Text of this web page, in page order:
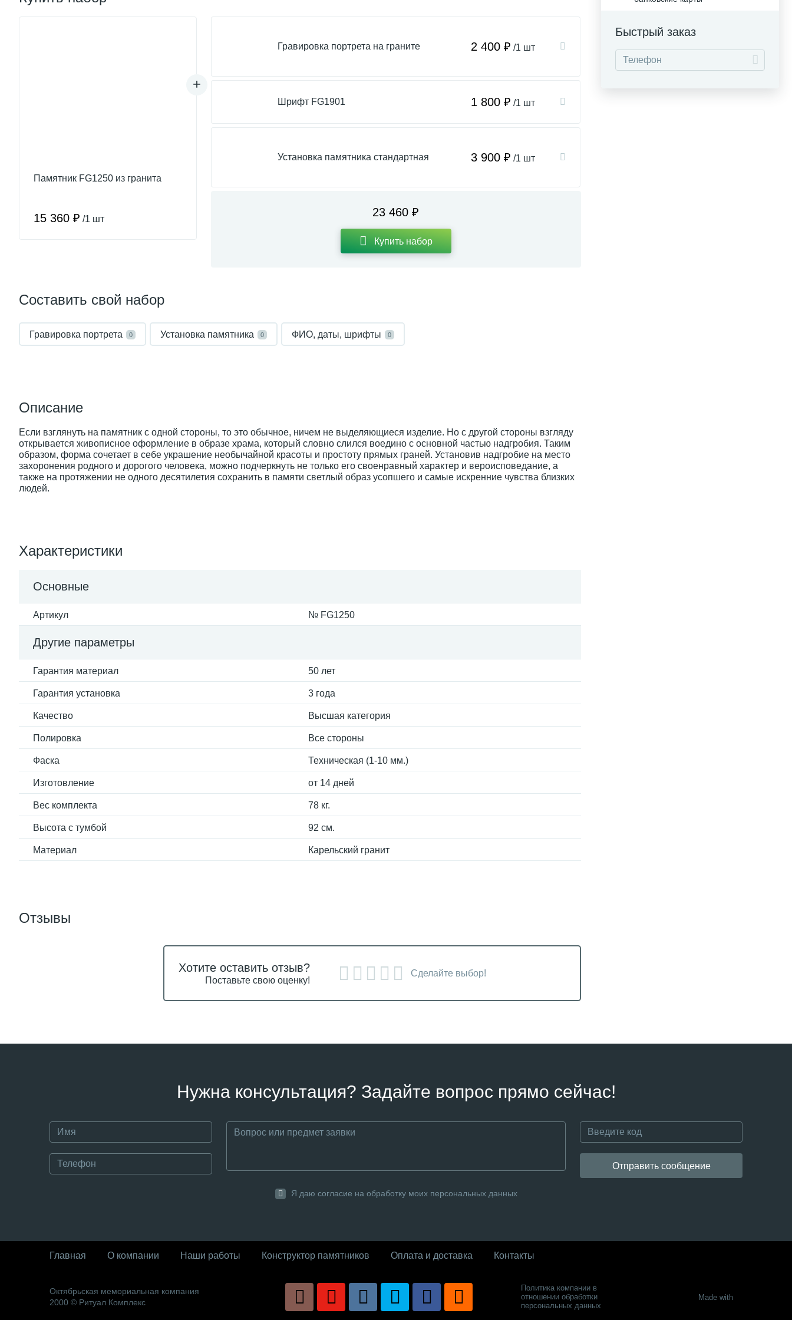
Памятник FG1250 из гранита
15 360 ₽ /1 шт
Гравировка портрета на граните 2 400 ₽ /1 шт
Шрифт FG1901 1 800 ₽ /1 шт
Установка памятника стандартная 3 900 ₽ /1 шт
23 460 ₽
Купить набор
Составить свой набор
Гравировка портрета 0 Установка памятника 0 ФИО, даты, шрифты 0
Описание
Если взглянуть на памятник с одной стороны, то это обычное, ничем не выделяющиеся изделие. Но с другой стороны взгляду
открывается живописное оформление в образе храма, который словно слился воедино с основной частью надгробия. Таким
образом, форма сочетает в себе украшение необычайной красоты и простоту прямых граней. Установив надгробие на место
захоронения родного и дорогого человека, можно подчеркнуть не только его своенравный характер и вероисповедание, а
также на протяжении не одного десятилетия сохранить в памяти светлый образ усопшего и самые искренние чувства близких
людей.
Характеристики
Основные
Артикул № FG1250
Другие параметры
Гарантия материал 50 лет
Гарантия установка 3 года
Качество Высшая категория
Полировка Все стороны
Фаска Техническая (1-10 мм.)
Изготовление от 14 дней
Вес комплекта 78 кг.
Высота с тумбой 92 см.
Материал Карельский гранит
Быстрый заказ
Отзывы
Хотите оставить отзыв?
Поставьте свою оценку!
Сделайте выбор!
Нужна консультация? Задайте вопрос прямо сейчас!
Отправить сообщение
Я даю согласие на обработку моих персональных данных
Главная О компании Наши работы Конструктор памятников Оплата и доставка Контакты
Октябрьская мемориальная компания
2000 © Ритуал Комплекс
Политика компании в
отношении обработки
персональных данных
Made with